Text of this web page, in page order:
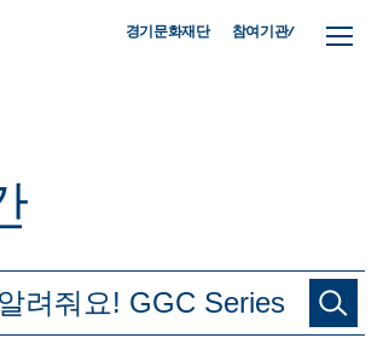
경기문화재단 참여기관/